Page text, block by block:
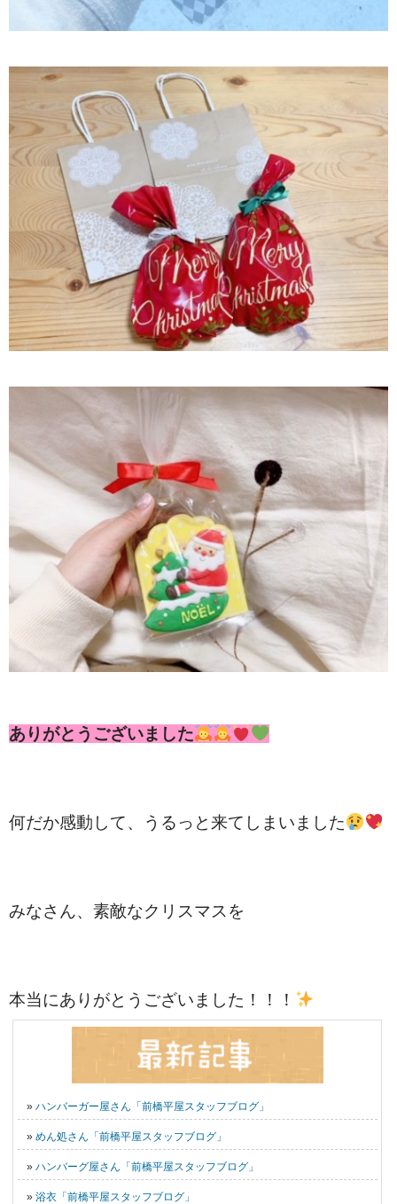
ありがとうございました
何だか感動して、うるっと来てしまいました
みなさん、素敵なクリスマスを
本当にありがとうございました！！！
» ハンバーガー屋さん「前橋平屋スタッフブログ」
» めん処さん「前橋平屋スタッフブログ」
» ハンバーグ屋さん「前橋平屋スタッフブログ」
» 浴衣「前橋平屋スタッフブログ」